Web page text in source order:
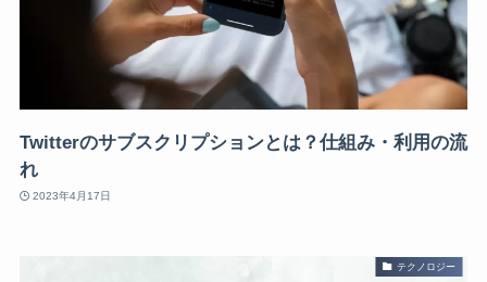
Twitterのサブスクリプションとは？仕組み・利用の流
れ
2023年4月17日
テクノロジー